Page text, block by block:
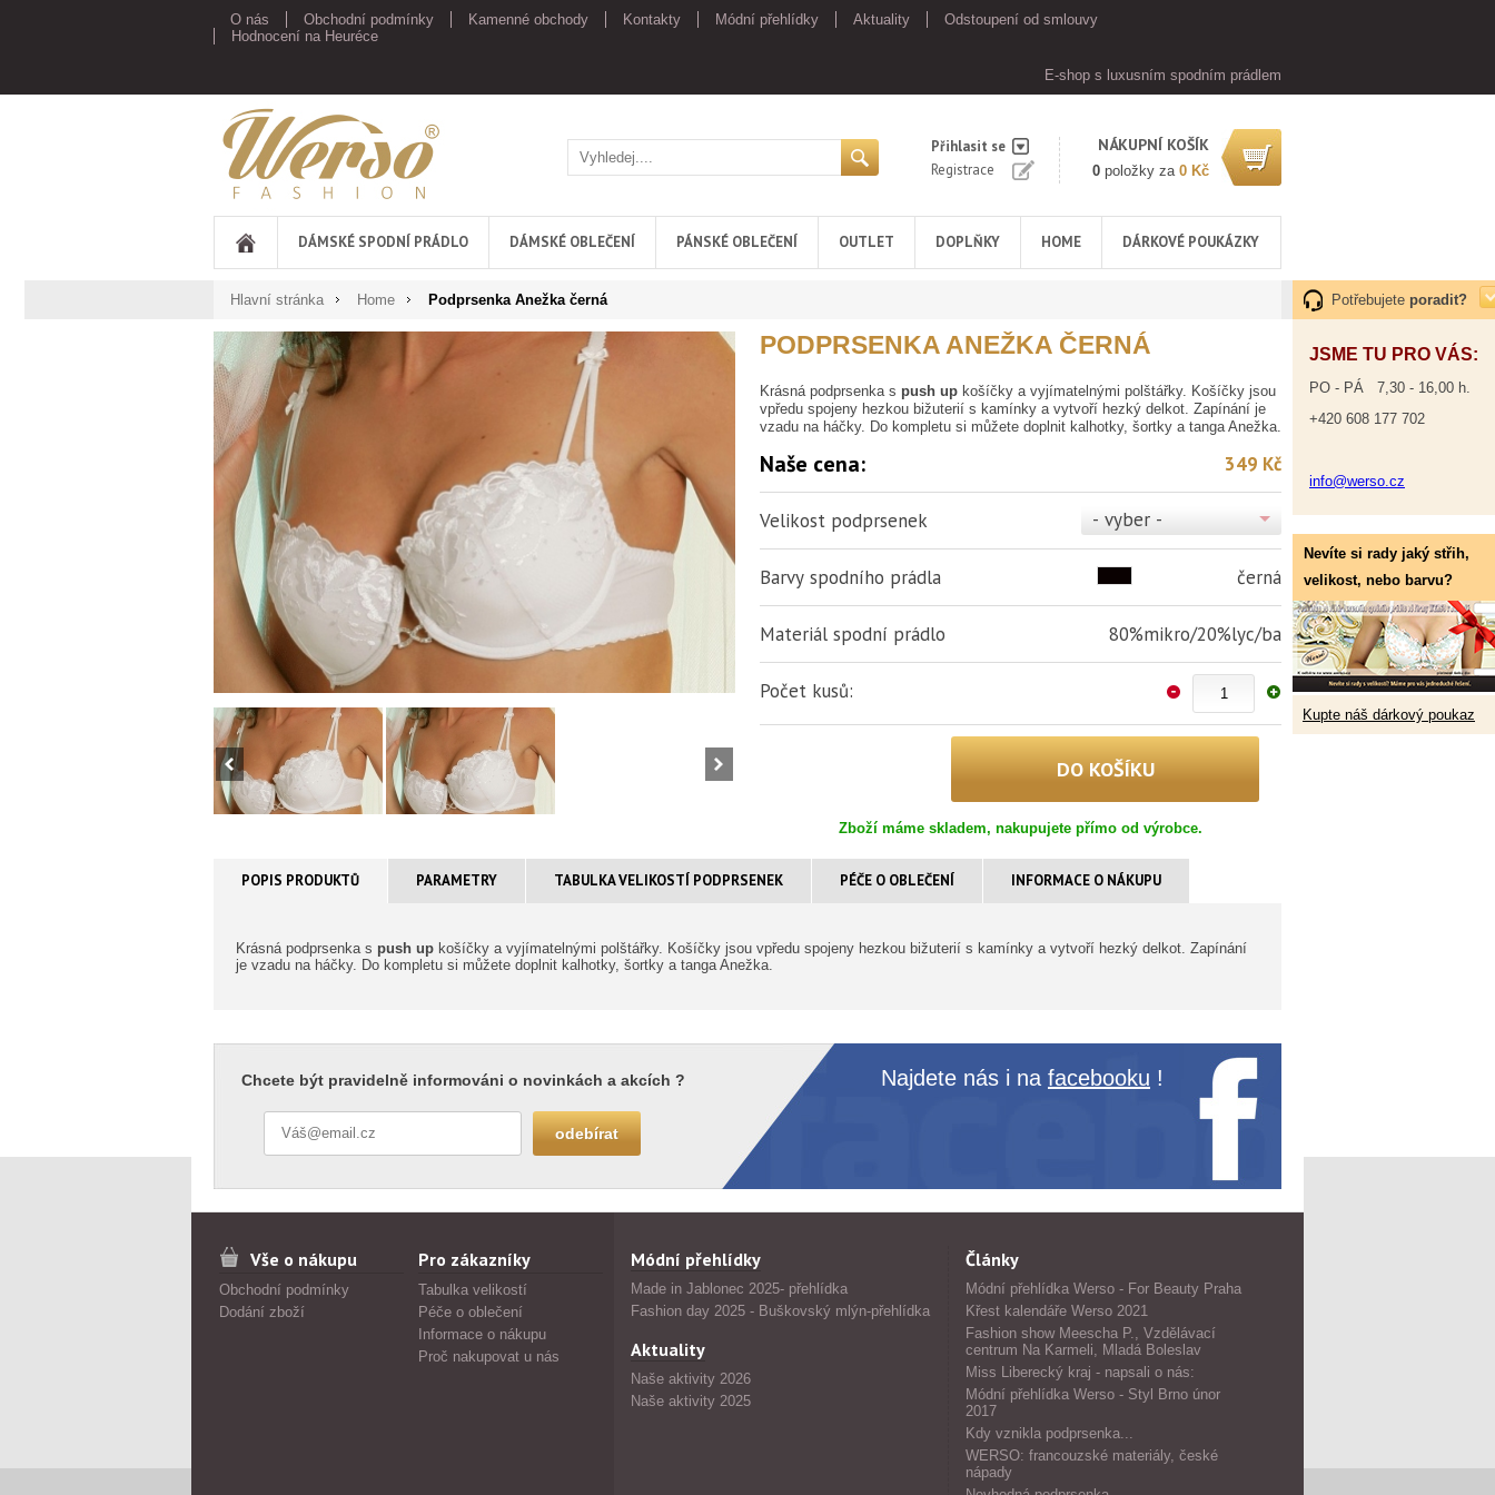
O nás Obchodní podmínky Kamenné obchody Kontakty Módní přehlídky Aktuality
Odstoupení od smlouvy
Hodnocení na Heuréce
E-shop s luxusním spodním prádlem
Werso
Přihlasit se
Registrace
NÁKUPNÍ KOŠÍK
0 položky za 0 Kč
DÁMSKÉ SPODNÍ PRÁDLO DÁMSKÉ OBLEČENÍ PÁNSKÉ OBLEČENÍ OUTLET DOPLŇKY HOME DÁRKOVÉ POUKÁZKY
Potřebujete poradit?
JSME TU PRO VÁS:
PO - PÁ 7,30 - 16,00 h.
+420 608 177 702
info@werso.cz
Nevíte si rady jaký střih,
velikost, nebo barvu?
Kupte náš dárkový poukaz
Hlavní stránka Home Podprsenka Anežka černá
PODPRSENKA ANEŽKA ČERNÁ
Krásná podprsenka s push up košíčky a vyjímatelnými polštářky. Košíčky jsou
vpředu spojeny hezkou bižuterií s kamínky a vytvoří hezký delkot. Zapínání je
vzadu na háčky. Do kompletu si můžete doplnit kalhotky, šortky a tanga Anežka.
Naše cena: 349 Kč
Velikost podprsenek - vyber -
Barvy spodního prádla černá
Materiál spodní prádlo 80%mikro/20%lyc/ba
Počet kusů:
Zboží máme skladem, nakupujete přímo od výrobce.
POPIS PRODUKTŮ PARAMETRY TABULKA VELIKOSTÍ PODPRSENEK PÉČE O OBLEČENÍ INFORMACE O NÁKUPU
Krásná podprsenka s push up košíčky a vyjímatelnými polštářky. Košíčky jsou vpředu spojeny hezkou bižuterií s kamínky a vytvoří hezký delkot. Zapínání
je vzadu na háčky. Do kompletu si můžete doplnit kalhotky, šortky a tanga Anežka.
Chcete být pravidelně informováni o novinkách a akcích ? Najdete nás i na facebooku !
Vše o nákupu
Obchodní podmínky
Dodání zboží
Pro zákazníky
Tabulka velikostí
Péče o oblečení
Informace o nákupu
Proč nakupovat u nás
Módní přehlídky
Made in Jablonec 2025- přehlídka
Fashion day 2025 - Buškovský mlýn-přehlídka
Aktuality
Naše aktivity 2026
Naše aktivity 2025
Články
Módní přehlídka Werso - For Beauty Praha
Křest kalendáře Werso 2021
Fashion show Meescha P., Vzdělávací
centrum Na Karmeli, Mladá Boleslav
Miss Liberecký kraj - napsali o nás:
Módní přehlídka Werso - Styl Brno únor
2017
Kdy vznikla podprsenka...
WERSO: francouzské materiály, české
nápady